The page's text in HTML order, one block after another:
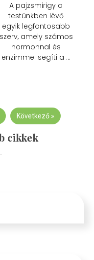
A pajzsmirigy a
testünkben lévő
egyik legfontosabb
szerv, amely számos
hormonnal és
enzimmel segíti a …
Következő »
cikkek